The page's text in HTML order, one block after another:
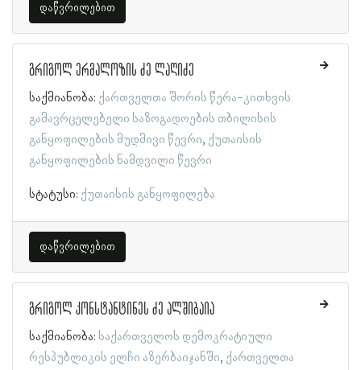
დაწვრილებით
გრიგოლ ერმალოზის ძე ლაღიძე
საქმიანობა: ქართველთა შორის წერა-კითხვის
გამავრცელებელი საზოგადოების თბილისის
განყოფილების მუდმივი წევრი ქუთაისის
განყოფილების ნამდვილი წევრი
სტატუსი: ქუთაისის განყოფილება
დაწვრილებით
გრიგოლ კონსტანტინეს ძე ალშიბაია
საქმიანობა: საქართველოს დემოკრატიული
რესპუბლიკის ელჩი აზერბაიჯანში ქართველთა